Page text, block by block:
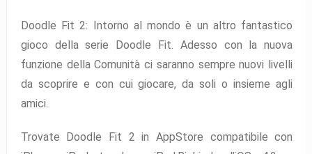
Doodle Fit 2: Intorno al mondo è un altro fantastico
gioco della serie Doodle Fit. Adesso con la nuova
funzione della Comunità ci saranno sempre nuovi livelli
da scoprire e con cui giocare, da soli o insieme agli
amici.
Trovate Doodle Fit 2 in AppStore compatibile con